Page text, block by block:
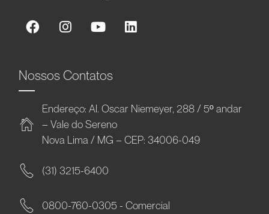
Nossos Contatos
Endereço: Al. Oscar Niemeyer, 288 / 5º andar
– Vale do Sereno
Nova Lima / MG – CEP: 34006-049
(31) 3215-6400
0800-760-0305 - Comercial